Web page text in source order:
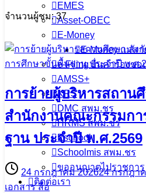
EMES
Asset-OBEC
E-Money
E-Money แม่สา
e-Filing ยื่นคำร้องขอ
AMSS+
KRS
DMC สพม.ชร
HRMS สพม.ชร
Eschool
Schoolmis สพม.ชร
ขออนุญาตไปราชการ
ติดต่อเรา
จำนวนผู้ชม: 37
การย้ายผู้บริหารสถาน
สำนักงานคณะกรรมก
ฐาน ประจำปี พ.ศ.2569
24 กรกฎาคม 202624 กรกฎา
เอกสาร สื่อ